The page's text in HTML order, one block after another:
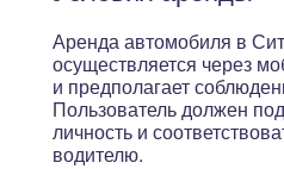
Аренда автомобиля в
осуществляется через
и предполагает
Пользователь должен
личность и
водителю.